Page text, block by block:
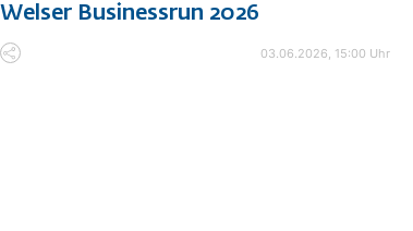
Welser Businessrun 2026
03.06.2026, 15:00 Uhr